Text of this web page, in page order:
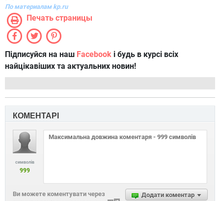
По материалам kp.ru
Печать страницы
Підписуйся на наш Facebook і будь в курсі всіх
найцікавіших та актуальних новин!
КОМЕНТАРІ
символів
999
Додати коментар
Ви можете коментувати через